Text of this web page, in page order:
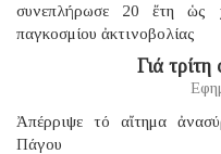
συνεπλήρωσε 20 ἔτη ὡς
παγκοσμίου ἀκτινοβολίας
Γιά
Ἀπέρριψε τό αἴτημα
Πάγου